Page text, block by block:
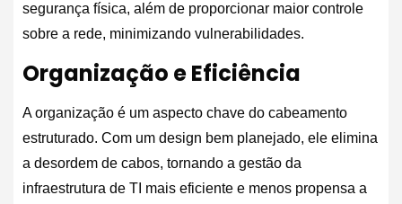
segurança física, além de proporcionar maior controle
sobre a rede, minimizando vulnerabilidades.
Organização e Eficiência
A organização é um aspecto chave do cabeamento
estruturado. Com um design bem planejado, ele elimina
a desordem de cabos, tornando a gestão da
infraestrutura de TI mais eficiente e menos propensa a